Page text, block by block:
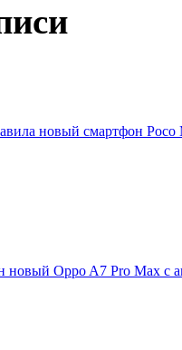
новый смартфон
новый Oppo A7 Pro Max с